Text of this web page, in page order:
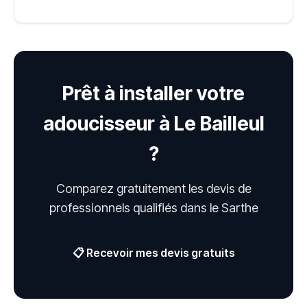
Prêt à installer votre
adoucisseur à Le Bailleul
?
Comparez gratuitement les devis de
professionnels qualifiés dans le Sarthe
📋 Recevoir mes devis gratuits